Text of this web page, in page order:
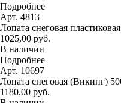
Подробнее
Арт. 4813
Лопата снеговая
1025,00 руб.
В наличии
Подробнее
Арт. 10697
Лопата снеговая (Викинг)
1180,00 руб.